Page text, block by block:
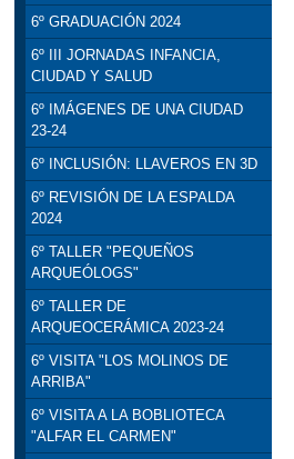
6º GRADUACIÓN 2024
6º III JORNADAS INFANCIA,
CIUDAD Y SALUD
6º IMÁGENES DE UNA CIUDAD
23-24
6º INCLUSIÓN: LLAVEROS EN 3D
6º REVISIÓN DE LA ESPALDA
2024
6º TALLER "PEQUEÑOS
ARQUEÓLOGS"
6º TALLER DE
ARQUEOCERÁMICA 2023-24
6º VISITA "LOS MOLINOS DE
ARRIBA"
6º VISITA A LA BOBLIOTECA
"ALFAR EL CARMEN"